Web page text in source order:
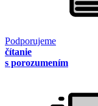
Podporujeme
čítanie
s porozumením